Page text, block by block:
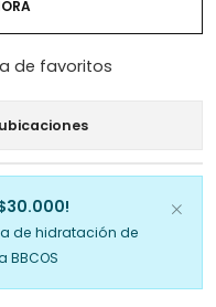
de favoritos
de hidratación de